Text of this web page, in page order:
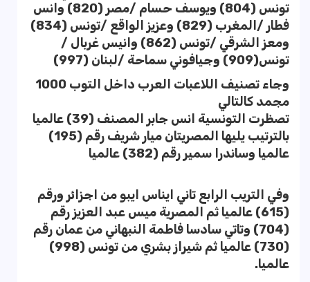
تونس (804) ويوسف حسام /مصر (820) وانس
فطار /المغرب (829) وعزيز الواقع /تونس (834)
ومعز الشرقي /تونس (862) وانيس غربال /
تونس(909) وجيافوني سماحة /لبنان (997)
وجاء تصنيف اللاعبات العرب داخل التوب 1000
مجمد كالتالي
تصظرت التونسية انس جابر المصنف (39) عالميا
بالترتيب يليها المصريتان ميار شريف رقم (195)
عالميا وساندرا سمير رقم (382) عالميا
وفي التريب الرابع تاني ايناس ايبو من اجزائر ورقم
(615) عالميا ثم المصرية ميس عبد العزيز رقم
(704) وتاتي سادسا فاطمة النبهاني من عمان رقم
(730) عالميا ثم شيراز بشري من تونس (998)
عالميا.